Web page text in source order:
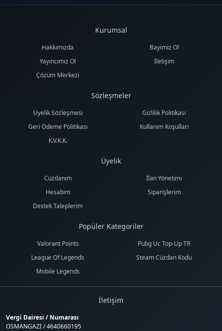
Kurumsal
Hakkımızda
Bayimiz Ol
Yayıncımız Ol
İletişim
Çözüm Merkezi
Sözleşmeler
Üyelik Sözleşmesi
Gizlilik Politikası
Geri Ödeme Politikası
Kullanım Koşulları
K.V.K.K.
Üyelik
Cüzdanım
İlan Yönetimi
Hesabım
Siparişlerim
Destek Taleplerim
Popüler Kategoriler
Valorant Points
Pubg Uc Top-Up TR
League Of Legends
Steam Cüzdan Kodu
Mobile Legends
İletişim
Vergi Dairesi / Numarası
OSMANGAZİ / 4640660195